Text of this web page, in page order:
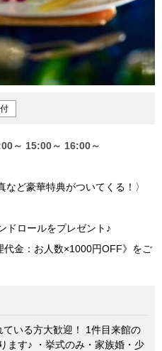
～ 15:00～ 16:00～
など豪華特典がついてくる！〉
ドロールをプレゼント♪
代金：お人数×1000円OFF》をご
ている方大歓迎！ 1件目来館の
ます♪ ・挙式のみ・家族婚・少